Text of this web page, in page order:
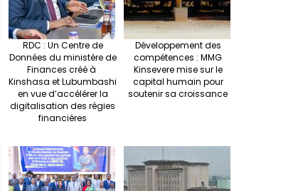
RDC : Un Centre de
Données du ministère de
Finances créé à
Kinshasa et Lubumbashi
en vue d’accélérer la
digitalisation des régies
financières
Développement des
compétences : MMG
Kinsevere mise sur le
capital humain pour
soutenir sa croissance